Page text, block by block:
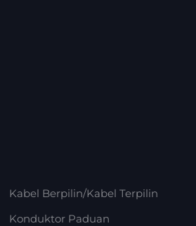
Kabel Berpilin/Kabel Terpilin
Konduktor Paduan